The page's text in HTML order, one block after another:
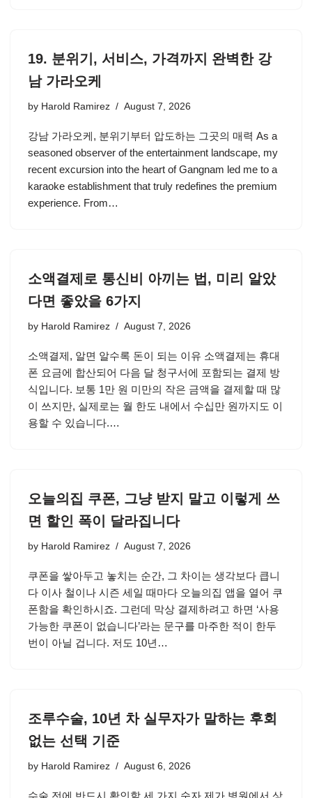
19. 분위기, 서비스, 가격까지 완벽한 강
남 가라오케
by Harold Ramirez August 7, 2026
강남 가라오케, 분위기부터 압도하는 그곳의 매력 As a
seasoned observer of the entertainment landscape, my
recent excursion into the heart of Gangnam led me to a
karaoke establishment that truly redefines the premium
experience. From…
소액결제로 통신비 아끼는 법, 미리 알았
다면 좋았을 6가지
by Harold Ramirez August 7, 2026
소액결제, 알면 알수록 돈이 되는 이유 소액결제는 휴대
폰 요금에 합산되어 다음 달 청구서에 포함되는 결제 방
식입니다. 보통 1만 원 미만의 작은 금액을 결제할 때 많
이 쓰지만, 실제로는 월 한도 내에서 수십만 원까지도 이
용할 수 있습니다.…
오늘의집 쿠폰, 그냥 받지 말고 이렇게 쓰
면 할인 폭이 달라집니다
by Harold Ramirez August 7, 2026
쿠폰을 쌓아두고 놓치는 순간, 그 차이는 생각보다 큽니
다 이사 철이나 시즌 세일 때마다 오늘의집 앱을 열어 쿠
폰함을 확인하시죠. 그런데 막상 결제하려고 하면 ‘사용
가능한 쿠폰이 없습니다’라는 문구를 마주한 적이 한두
번이 아닐 겁니다. 저도 10년…
조루수술, 10년 차 실무자가 말하는 후회
없는 선택 기준
by Harold Ramirez August 6, 2026
수술 전에 반드시 확인할 세 가지 숫자 제가 병원에서 상